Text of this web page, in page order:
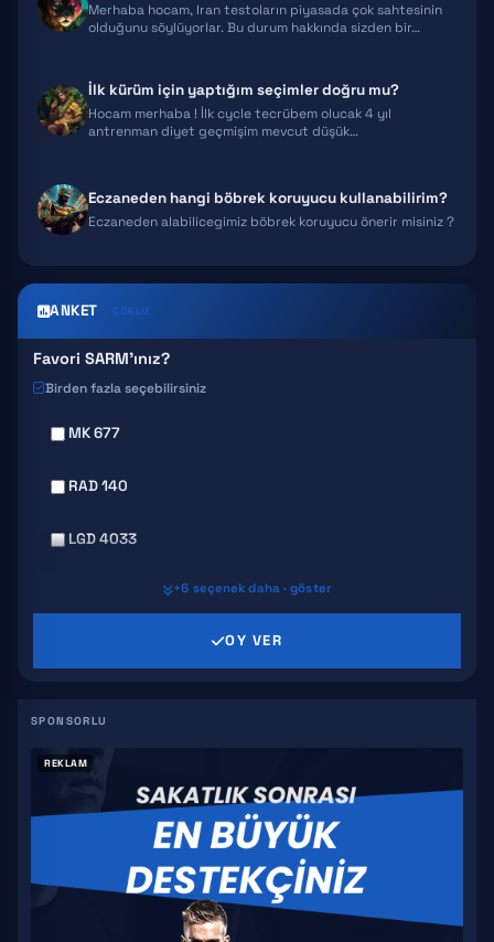
Merhaba hocam, Iran testoların piyasada çok sahtesinin
olduğunu söylüyorlar. Bu durum hakkında sizden bir…
İlk kürüm için yaptığım seçimler doğru mu?
Hocam merhaba ! İlk cycle tecrübem olucak 4 yıl
antrenman diyet geçmişim mevcut düşük…
Eczaneden hangi böbrek koruyucu kullanabilirim?
Eczaneden alabilicegimiz böbrek koruyucu önerir misiniz ?
ANKET ÇOKLU
Favori SARM'ınız?
Birden fazla seçebilirsiniz
MK 677
RAD 140
LGD 4033
S4
+6 seçenek daha · göster
OY VER
REKLAM